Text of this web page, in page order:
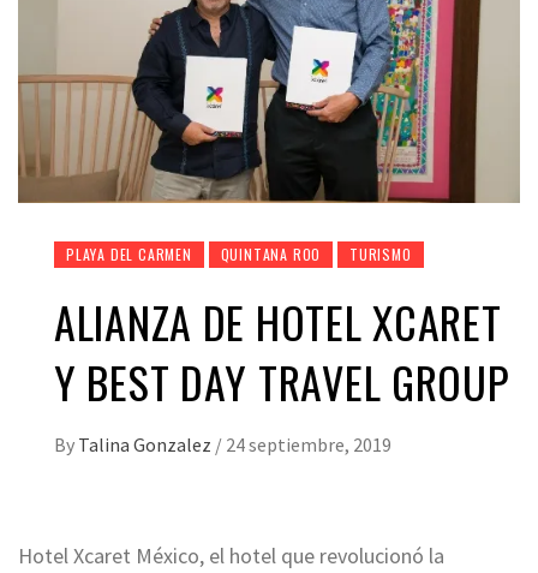
PLAYA DEL CARMEN QUINTANA ROO TURISMO
ALIANZA DE HOTEL XCARET
Y BEST DAY TRAVEL GROUP
By Talina Gonzalez / 24 septiembre, 2019
Hotel Xcaret México, el hotel que revolucionó la